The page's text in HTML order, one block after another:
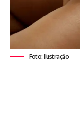
Foto: Ilustração